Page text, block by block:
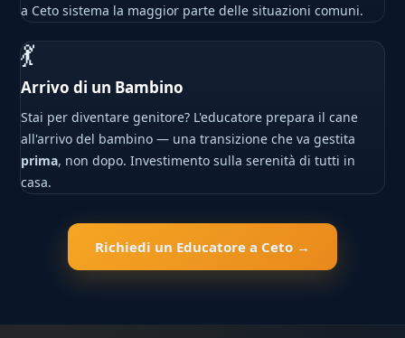
a Ceto sistema la maggior parte delle situazioni comuni.
💃
Arrivo di un Bambino
Stai per diventare genitore? L'educatore prepara il cane
all'arrivo del bambino — una transizione che va gestita
prima, non dopo. Investimento sulla serenità di tutti in
casa.
Richiedi un Educatore a Ceto →